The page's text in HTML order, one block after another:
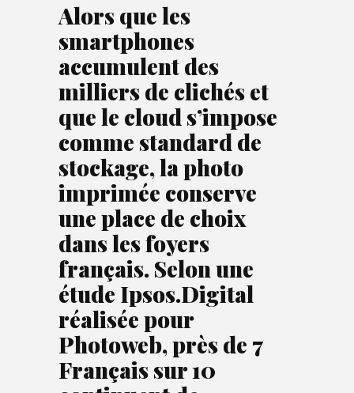
Alors que les
smartphones
accumulent des
milliers de clichés et
que le cloud s’impose
comme standard de
stockage, la photo
imprimée conserve
une place de choix
dans les foyers
français. Selon une
étude Ipsos.Digital
réalisée pour
Photoweb, près de 7
Français sur 10